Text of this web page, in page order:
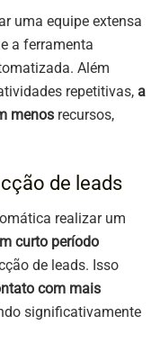
uma equipe extensa
a ferramenta
Além
repetitivas, a
menos recursos,
de leads
realizar um
curto período
de leads. Isso
com mais
significativamente